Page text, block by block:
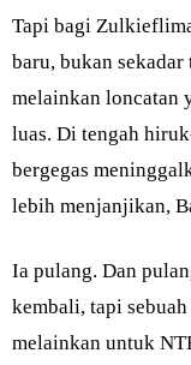
Tapi bagi
baru, bukan
melainkan loncatan
luas. Di tengah
bergegas
lebih menjanjikan,
Ia pulang. Dan
kembali, tapi
melainkan untuk